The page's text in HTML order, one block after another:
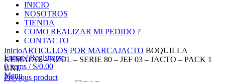
INICIO
NOSOTROS
TIENDA
COMO REALIZAR MI PEDIDO ?
CONTACTO
Entrar / Registrarse
0items / S/0.00
Menu
Click to enlarge
InicioARTICULOS POR MARCAJACTO BOQUILLA
KEMATAL – AZUL – SERIE 80 – JEF 03 – JACTO – PACK 1
UNI.
Previous product